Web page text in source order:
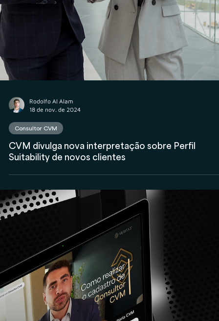
Rodolfo Al Alam
10 de mar. de 2025
Por que abrir um PJ2 de Seguros, Crédito e
pode ser estratégico para sua Consultoria CVM?